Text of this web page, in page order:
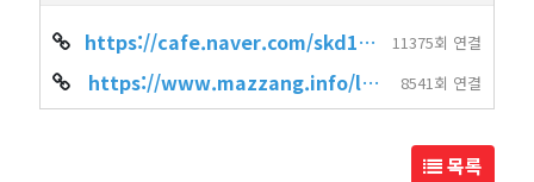
https://cafe.naver.com/skd13601234/957 11375회 연결
https://www.mazzang.info/location_shop.php?sido=%EB%B6%80%EC%82%B0&gug… 8541회 연결
목록